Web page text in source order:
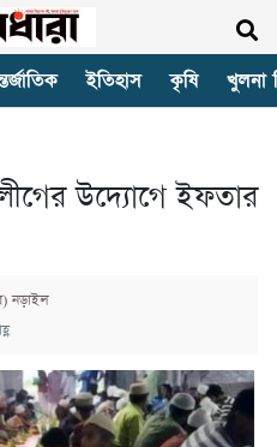
ইতিহাস কৃষি খুলনা
উদ্যোগে ইফতার
নড়াইল